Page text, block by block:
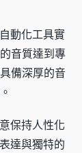
動化工具實
音質達到專
備深厚的音
保持人性化
達與獨特的